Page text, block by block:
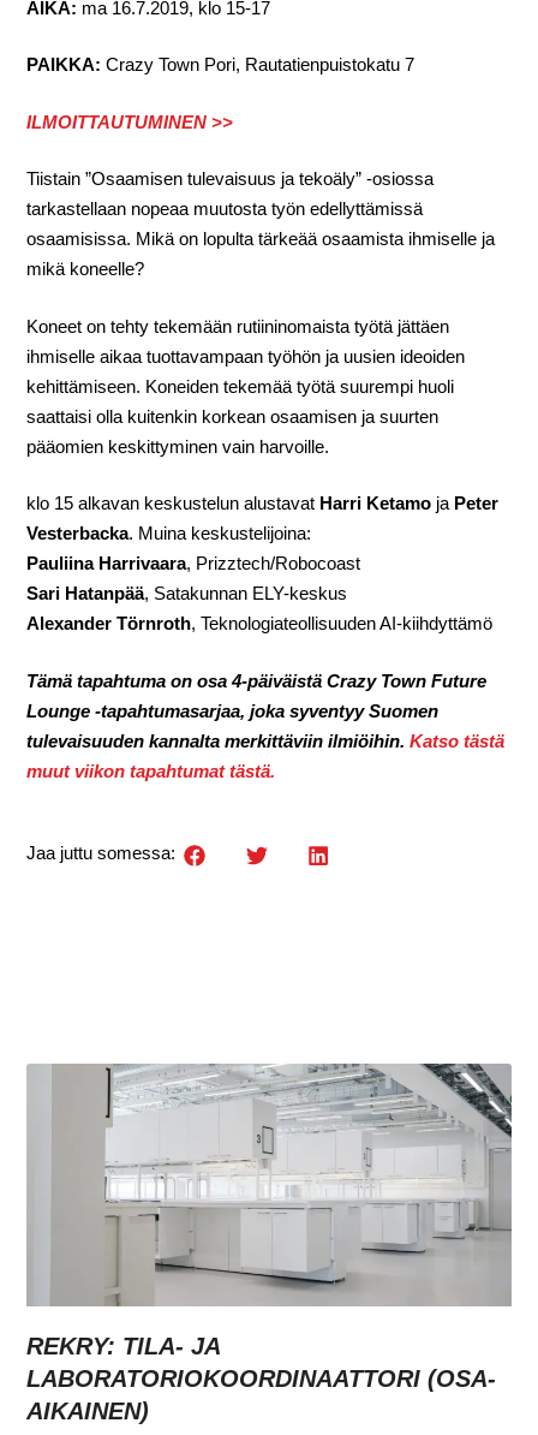
AIKA: ma 16.7.2019, klo 15-17
PAIKKA: Crazy Town Pori, Rautatienpuistokatu 7
ILMOITTAUTUMINEN >>
Tiistain ”Osaamisen tulevaisuus ja tekoäly” -osiossa
tarkastellaan nopeaa muutosta työn edellyttämissä
osaamisissa. Mikä on lopulta tärkeää osaamista ihmiselle ja
mikä koneelle?
Koneet on tehty tekemään rutiininomaista työtä jättäen
ihmiselle aikaa tuottavampaan työhön ja uusien ideoiden
kehittämiseen. Koneiden tekemää työtä suurempi huoli
saattaisi olla kuitenkin korkean osaamisen ja suurten
pääomien keskittyminen vain harvoille.
klo 15 alkavan keskustelun alustavat Harri Ketamo ja Peter
Vesterbacka. Muina keskustelijoina:
Pauliina Harrivaara, Prizztech/Robocoast
Sari Hatanpää, Satakunnan ELY-keskus
Alexander Törnroth, Teknologiateollisuuden AI-kiihdyttämö
Tämä tapahtuma on osa 4-päiväistä Crazy Town Future
Lounge -tapahtumasarjaa, joka syventyy Suomen
tulevaisuuden kannalta merkittäviin ilmiöihin.Katso tästä
muut viikon tapahtumat tästä.
Jaa juttu somessa:
REKRY: TILA- JA
LABORATORIOKOORDINAATTORI (OSA-
AIKAINEN)